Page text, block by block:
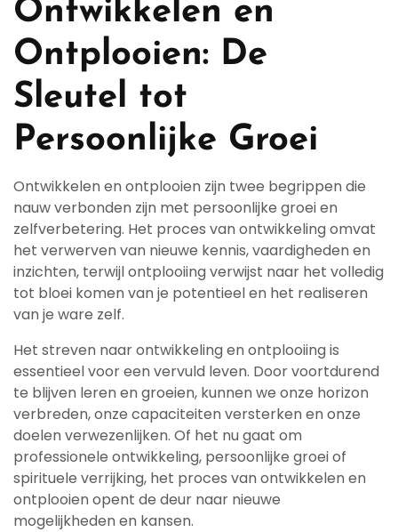
Ontwikkelen en
Ontplooien: De
Sleutel tot
Persoonlijke Groei
Ontwikkelen en ontplooien zijn twee begrippen die
nauw verbonden zijn met persoonlijke groei en
zelfverbetering. Het proces van ontwikkeling omvat
het verwerven van nieuwe kennis, vaardigheden en
inzichten, terwijl ontplooiing verwijst naar het volledig
tot bloei komen van je potentieel en het realiseren
van je ware zelf.
Het streven naar ontwikkeling en ontplooiing is
essentieel voor een vervuld leven. Door voortdurend
te blijven leren en groeien, kunnen we onze horizon
verbreden, onze capaciteiten versterken en onze
doelen verwezenlijken. Of het nu gaat om
professionele ontwikkeling, persoonlijke groei of
spirituele verrijking, het proces van ontwikkelen en
ontplooien opent de deur naar nieuwe
mogelijkheden en kansen.